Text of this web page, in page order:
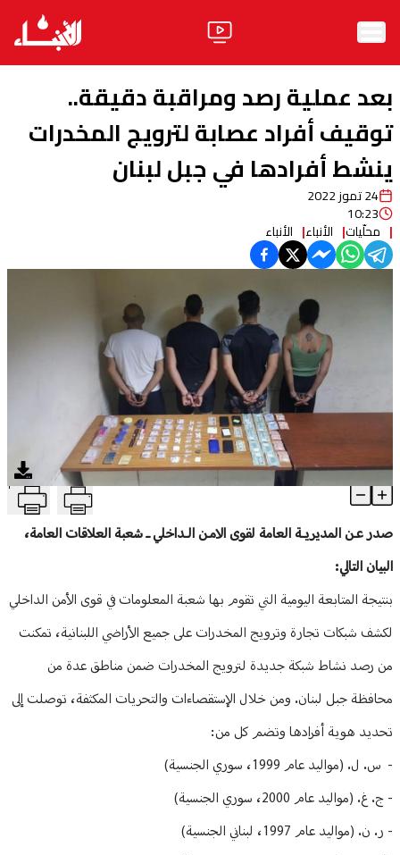
الأخبار
ثقافة ومجتمع
آراء
فيديو
مواقف
وليد جنبلاط
بعد عملية رصد ومراقبة دقيقة..
توقيف أفراد عصابة لترويج المخدرات
ينشط أفرادها في جبل لبنان
24 تموز 2022
10:23
محلّيات الأنباء الأنباء
بعد عملية رصد ومراقبة دقيقة.. توقيف أفراد عصابة لترويج T
Article Content
صدر عـن المديريـة العامة لقوى الامـن الـداخلي ـ شعبة العلاقات العامة،
البيان التالي:
بنتيجة المتابعة اليومية التي تقوم بها شعبة المعلومات في قوى الأمن الداخلي
لكشف شبكات تجارة وترويج المخدرات على جميع الأراضي اللبنانية، تمكنت
من رصد نشاط شبكة جديدة لترويج المخدرات ضمن مناطق عدة من
محافظة جبل لبنان. ومن خلال الإستقصاءات والتحريات المكثفة، توصلت إلى
تحديد هوية أفرادها وتضم كل من:
- س. ل. (مواليد عام 1999، سوري الجنسية)
- ج. غ. (مواليد عام 2000، سوري الجنسية)
- ر. ن. (مواليد عام 1997، لبناني الجنسية)